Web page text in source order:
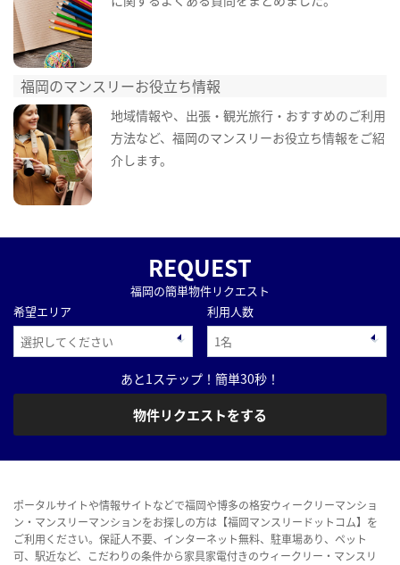
福岡のマンスリーお役立ち情報
地域情報や、出張・観光旅行・おすすめのご利用
方法など、福岡のマンスリーお役立ち情報をご紹
介します。
REQUEST
福岡の簡単物件リクエスト
希望エリア
利用人数
あと1ステップ！簡単30秒！
物件リクエストをする
ポータルサイトや情報サイトなどで福岡や博多の格安ウィークリーマンショ
ン・マンスリーマンションをお探しの方は【福岡マンスリードットコム】を
ご利用ください。保証人不要、インターネット無料、駐車場あり、ペット
可、駅近など、こだわりの条件から家具家電付きのウィークリー・マンスリ